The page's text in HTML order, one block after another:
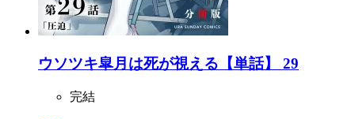
ウソツキ皐月は死が視える【単話】 29
完結